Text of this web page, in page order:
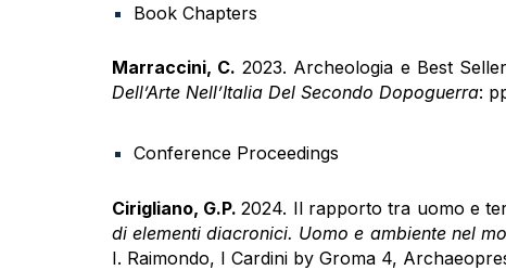
Book Chapters
Marraccini, C. 2023. Archeologia e Best
Dell’Arte Nell’Italia Del Secondo Dopoguerra:
Conference Proceedings
Cirigliano, G.P.2024. Il rapporto tra uomo e
di elementi diacronici. Uomo e ambiente nel
I. Raimondo, I Cardini by Groma 4,